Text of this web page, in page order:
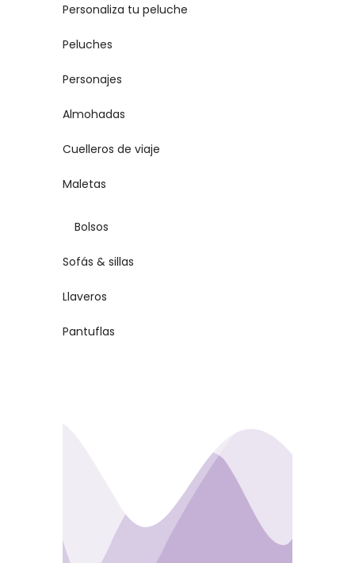
Personaliza tu peluche
Peluches
Personajes
Almohadas
Cuelleros de viaje
Maletas
Bolsos
Sofás & sillas
Llaveros
Pantuflas